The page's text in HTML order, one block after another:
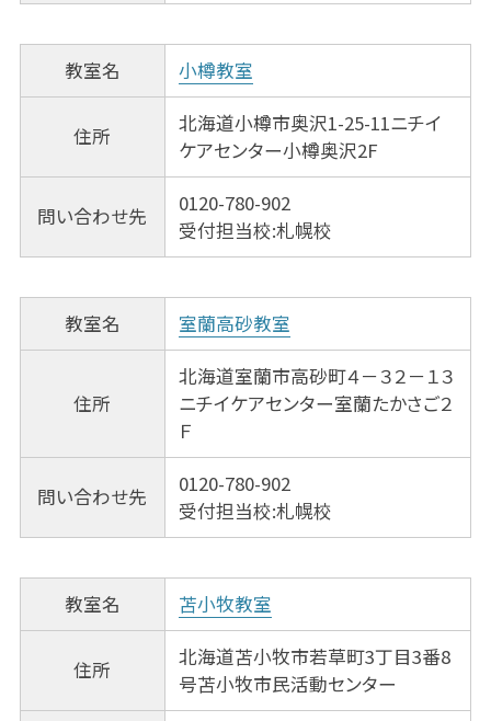
教室名 小樽教室
住所
北海道小樽市奥沢1-25-11ニチイ
ケアセンター小樽奥沢2F
問い合わせ先
0120-780-902
受付担当校:札幌校
教室名 室蘭高砂教室
住所
北海道室蘭市高砂町４－３２－１３
ニチイケアセンター室蘭たかさご２
Ｆ
問い合わせ先
0120-780-902
受付担当校:札幌校
教室名 苫小牧教室
住所
北海道苫小牧市若草町3丁目3番8
号苫小牧市民活動センター